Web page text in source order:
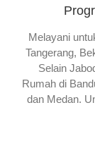
Melayani
Tangerang,
Selain
Rumah di
dan Medan.